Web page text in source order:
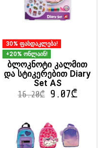
30% ფასდაკლება!
+20% ონლაინ!
ბლოკნოტი კალმით
და სტიკერებით Diary
Set AS
16.20₾ 9.07₾